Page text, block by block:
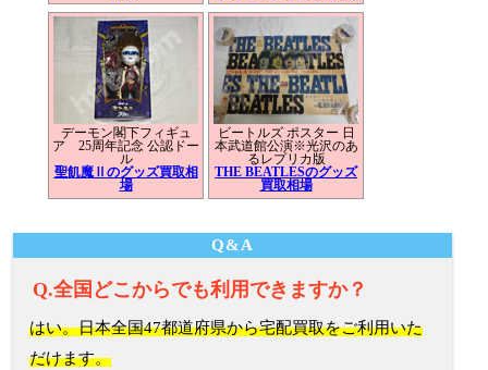
デーモン閣下フィギュ
ア 25周年記念 公認ドー
ル
聖飢魔Ⅱのグッズ買取相
場
ビートルズ ポスター 日
本武道館公演※光沢のあ
るレプリカ版
THE BEATLESのグッズ
買取相場
Q&A
Q.全国どこからでも利用できますか？
はい。日本全国47都道府県から宅配買取をご利用いた
だけます。